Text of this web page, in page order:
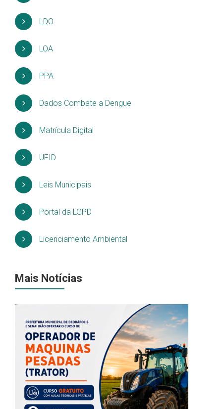
LDO
LOA
PPA
Dados Combate a Dengue
Matrícula Digital
UFID
Leis Municipais
Portal da LGPD
Licenciamento Ambiental
Mais Notícias